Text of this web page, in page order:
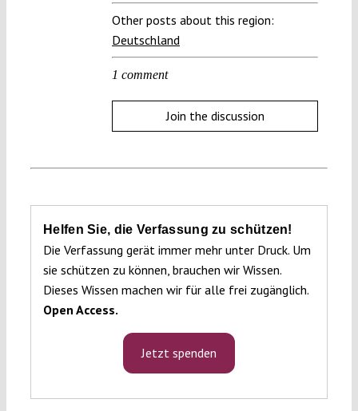
Other posts about this region:
Deutschland
1 comment
Join the discussion
Helfen Sie, die Verfassung zu schützen!
Die Verfassung gerät immer mehr unter Druck. Um
sie schützen zu können, brauchen wir Wissen.
Dieses Wissen machen wir für alle frei zugänglich.
Open Access.
Jetzt spenden